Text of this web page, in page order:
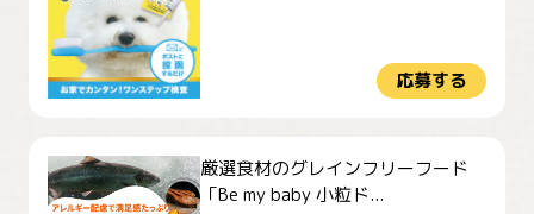
応募する
厳選食材のグレインフリーフード
「Be my baby 小粒ド...